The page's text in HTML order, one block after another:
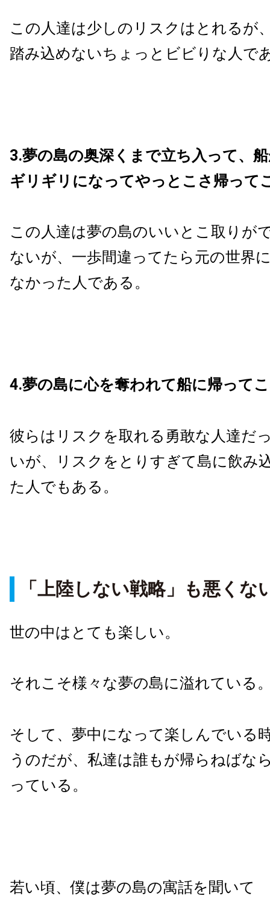
この人達は少しのリスクはとれるが
踏み込めないちょっとビビりな人で
3.夢の島の奥深くまで立ち入って、
ギリギリになってやっとこさ帰って
この人達は夢の島のいいとこ取りが
ないが、一歩間違ってたら元の世界
なかった人である。
4.夢の島に心を奪われて船に帰って
彼らはリスクを取れる勇敢な人達だ
いが、リスクをとりすぎて島に飲み
た人でもある。
「上陸しない戦略」も悪くな
世の中はとても楽しい。
それこそ様々な夢の島に溢れている
そして、夢中になって楽しんでいる
うのだが、私達は誰もが帰らねばな
っている。
若い頃、僕は夢の島の寓話を聞いて